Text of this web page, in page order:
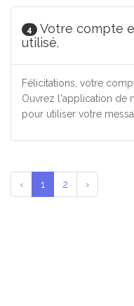
4
Votre compte
utilisé.
Félicitations, votre
Ouvrez l'application de
pour utiliser votre
‹ 1 2 ›